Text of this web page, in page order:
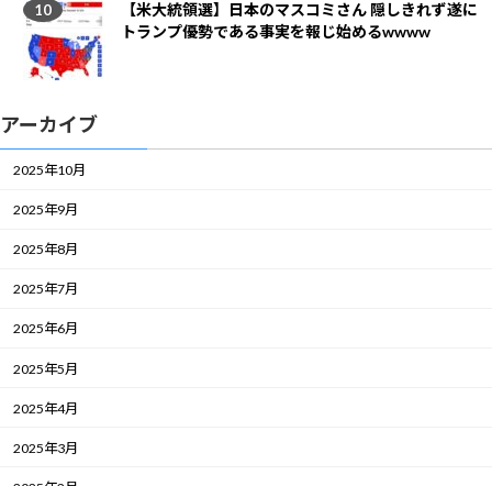
【米大統領選】日本のマスコミさん 隠しきれず遂に
トランプ優勢である事実を報じ始めるwwww
アーカイブ
2025年10月
2025年9月
2025年8月
2025年7月
2025年6月
2025年5月
2025年4月
2025年3月